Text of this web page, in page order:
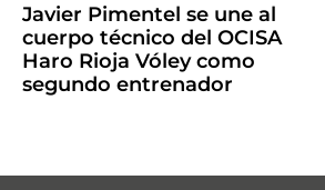
Javier Pimentel se une al
cuerpo técnico del OCISA
Haro Rioja Vóley como
segundo entrenador